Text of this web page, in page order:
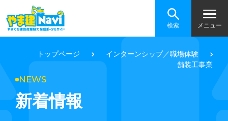
検索 メニュー
トップページ
インターンシップ／職場体験
舗装工事業
NEWS
新着情報